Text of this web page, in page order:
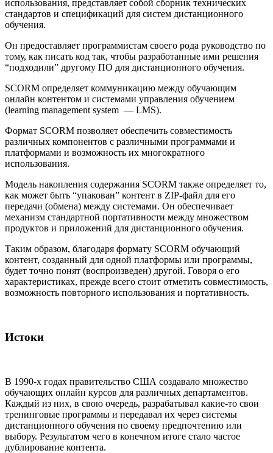
использования, представляет собой сборник технических
стандартов и спецификаций для систем дистанционного
обучения.
Он предоставляет программистам своего рода руководство по
тому, как писать код так, чтобы разработанные ими решения
“подходили” другому ПО для дистанционного обучения.
SCORM определяет коммуникацию между обучающим
онлайн контентом и системами управления обучением
(learning management system — LMS).
Формат SCORM позволяет обеспечить совместимость
различных компонентов с различными программами и
платформами и возможность их многократного
использования.
Модель накопления содержания SCORM также определяет то,
как может быть “упакован” контент в ZIP-файл для его
передачи (обмена) между системами. Он обеспечивает
механизм стандартной портативности между множеством
продуктов и приложений для дистанционного обучения.
Таким образом, благодаря формату SCORM обучающий
контент, созданный для одной платформы или программы,
будет точно понят (воспроизведен) другой. Говоря о его
характеристиках, прежде всего стоит отметить совместимость,
возможность повторного использования и портативность.
Истоки
В 1990-х годах правительство США создавало множество
обучающих онлайн курсов для различных департаментов.
Каждый из них, в свою очередь, разрабатывал какие-то свои
тренинговые программы и передавал их через системы
дистанционного обучения по своему предпочтению или
выбору. Результатом чего в конечном итоге стало частое
дублирование контента.